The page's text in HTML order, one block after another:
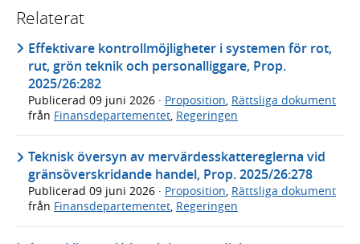
Relaterat
Effektivare kontrollmöjligheter i systemen för rot,
rut, grön teknik och personalliggare, Prop.
2025/26:282
Publicerad 09 juni 2026 · Proposition Rättsliga dokument
från Finansdepartementet Regeringen
Teknisk översyn av mervärdesskattereglerna vid
gränsöverskridande handel, Prop. 2025/26:278
Publicerad 09 juni 2026 · Proposition, Rättsliga dokument
från Finansdepartementet, Regeringen